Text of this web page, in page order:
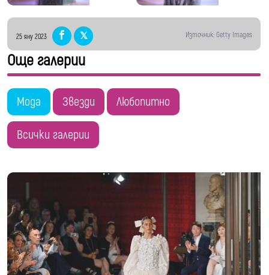
25 яну 2023 Източник: Getty Images
Още галерии
Мода Звезди Любопитно
Всички галерии